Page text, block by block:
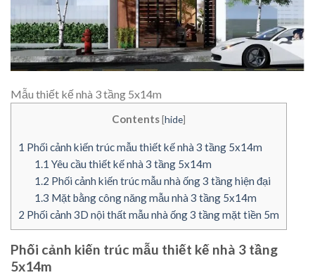
Mẫu thiết kế nhà 3 tầng 5x14m
Contents[hide]
1 Phối cảnh kiến trúc mẫu thiết kế nhà 3 tầng 5x14m
1.1 Yêu cầu thiết kế nhà 3 tầng 5x14m
1.2 Phối cảnh kiến trúc mẫu nhà ống 3 tầng hiện đại
1.3 Mặt bằng công năng mẫu nhà 3 tầng 5x14m
2 Phối cảnh 3D nội thất mẫu nhà ống 3 tầng mặt tiền 5m
Phối cảnh kiến trúc mẫu thiết kế nhà 3 tầng
5x14m